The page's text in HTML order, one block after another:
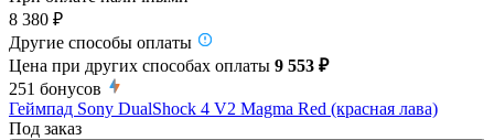
8 380 ₽
Другие способы оплаты
Цена при других способах оплаты 9 553 ₽
251 бонусов
Геймпад Sony DualShock 4 V2 Magma Red (красная лава)
Под заказ